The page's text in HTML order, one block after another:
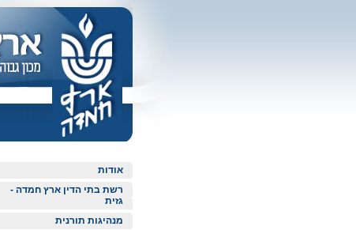
אודות
רשת בתי הדין ארץ חמדה -
גזית
מנהיגות תורנית